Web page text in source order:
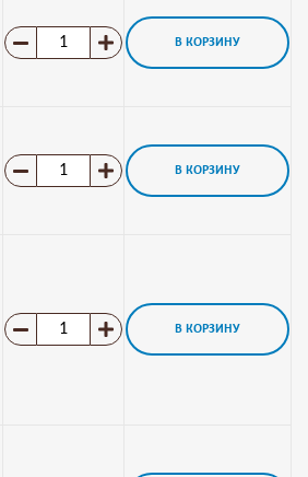
В КОРЗИНУ
В КОРЗИНУ
В КОРЗИНУ